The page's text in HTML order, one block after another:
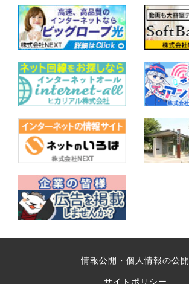
情報公開・個人情報の公開
サイトポリシー